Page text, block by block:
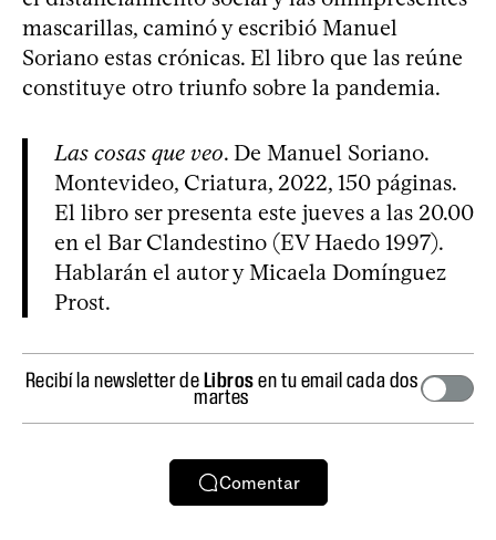
mascarillas, caminó y escribió Manuel
Soriano estas crónicas. El libro que las reúne
constituye otro triunfo sobre la pandemia.
Las cosas que veo. De Manuel Soriano.
Montevideo, Criatura, 2022, 150 páginas.
El libro ser presenta este jueves a las 20.00
en el Bar Clandestino (EV Haedo 1997).
Hablarán el autor y Micaela Domínguez
Prost.
Recibí la newsletter deLibrosen tu email cada dos
martes
Comentar